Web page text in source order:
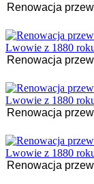
Renowacja
Renowacja
Renowacja
Renowacja